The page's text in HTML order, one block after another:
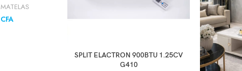
MATELAS
CFA
AJOUTER AU PANIER
SPLIT ELACTRON 900BTU 1.25CV
G410